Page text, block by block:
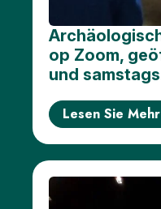
Optionen..
klicke auf
Blöckeop Zoom,
und
Lesen Sie Mehr